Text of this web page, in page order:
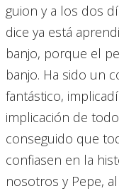
guion y a los dos
dice ya está
banjo, porque el
banjo. Ha sido un
fantástico,
implicación de
conseguido que
confiasen en la
nosotros y Pepe,